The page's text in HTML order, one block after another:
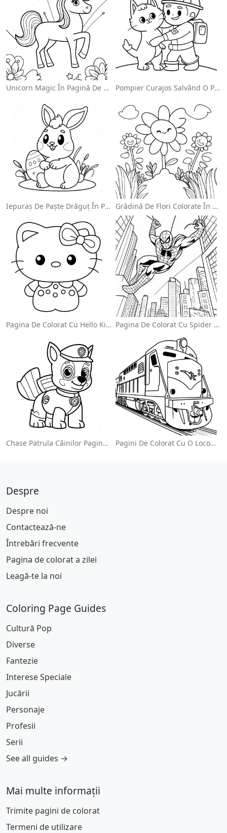
Unicorn Magic În Pagină De Colorat Cu Curcubeu Pompier Curajos Salvând O Pisică - Pagina De Colorat
Iepuraș De Paște Drăguț În Pagină De Colorat Grădină De Flori Colorate În Pagină De Colorat
Pagina De Colorat Cu Hello Kitty Drăguță Cu Fundiță Pagina De Colorat Cu Spider Man Swinging Prin Oraș
Chase Patrula Câinilor Pagina De Colorat Pagini De Colorat Cu O Locomotivă Colorată
Despre
Despre noi
Contactează-ne
Întrebări frecvente
Pagina de colorat a zilei
Leagă-te la noi
Coloring Page Guides
Cultură Pop
Diverse
Fantezie
Interese Speciale
Jucării
Personaje
Profesii
Serii
See all guides →
Mai multe informații
Trimite pagini de colorat
Termeni de utilizare